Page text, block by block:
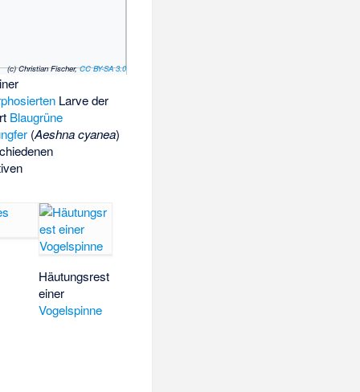
(c) Christian Fischer,CC BY-SA 3.0
Larve der
Blaugrüne
(Aeshna cyanea)
Häutungsrest
einer
Vogelspinne